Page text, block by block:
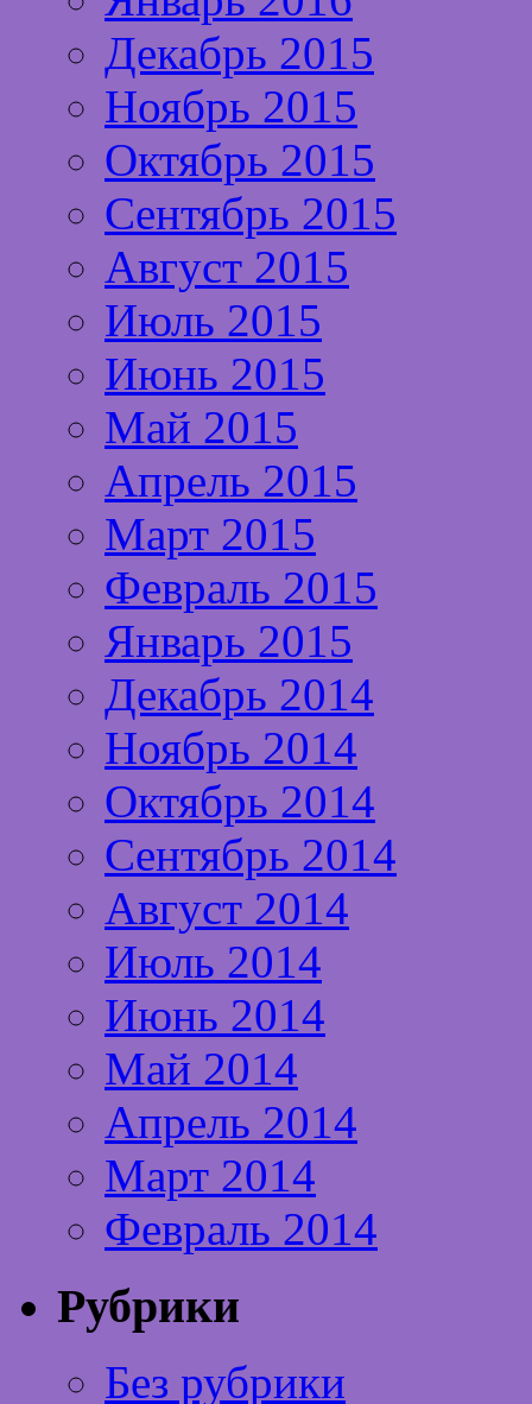
Декабрь 2015
Ноябрь 2015
Октябрь 2015
Сентябрь 2015
Август 2015
Июль 2015
Июнь 2015
Май 2015
Апрель 2015
Март 2015
Февраль 2015
Январь 2015
Декабрь 2014
Ноябрь 2014
Октябрь 2014
Сентябрь 2014
Август 2014
Июль 2014
Июнь 2014
Май 2014
Апрель 2014
Март 2014
Февраль 2014
Рубрики
Без рубрики